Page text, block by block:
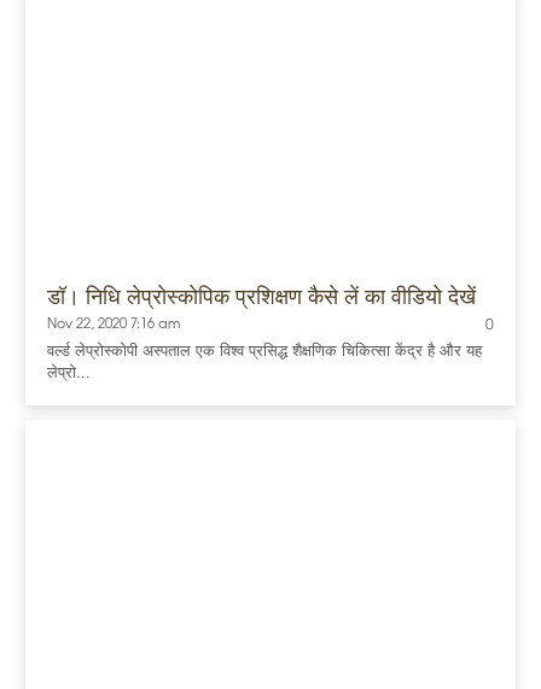
डॉ। निधि लेप्रोस्कोपिक प्रशिक्षण कैसे लें का वीडियो देखें
Nov 22, 2020 7:16 am 0
वर्ल्ड लेप्रोस्कोपी अस्पताल एक विश्व प्रसिद्ध शैक्षणिक चिकित्सा केंद्र है और यह
लेप्रो...